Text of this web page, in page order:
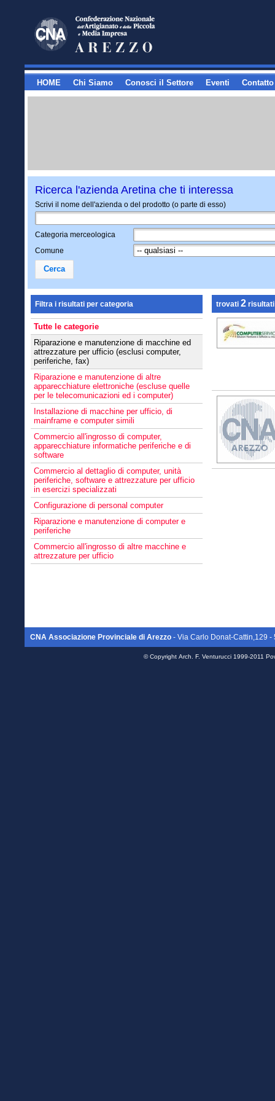
HOME Chi Siamo Conosci il Settore Eventi Contatto
Ricerca l'azienda Aretina che ti interessa
Scrivi il nome dell'azienda o del prodotto (o parte di esso)
Categoria merceologica
Comune
Cerca
Filtra i risultati per categoria
Tutte le categorie
Riparazione e manutenzione di macchine ed
attrezzature per ufficio (esclusi computer,
periferiche, fax)
Riparazione e manutenzione di altre
apparecchiature elettroniche (escluse quelle
per le telecomunicazioni ed i computer)
Installazione di macchine per ufficio, di
mainframe e computer simili
Commercio all'ingrosso di computer,
apparecchiature informatiche periferiche e di
software
Commercio al dettaglio di computer, unità
periferiche, software e attrezzature per ufficio
in esercizi specializzati
Configurazione di personal computer
Riparazione e manutenzione di computer e
periferiche
Commercio all'ingrosso di altre macchine e
attrezzature per ufficio
trovati 2 risultati
CNA Associazione Provinciale di Arezzo - Via Carlo Donat-Cattin,129 -
© Copyright Arch. F. Venturucci 1999-2011